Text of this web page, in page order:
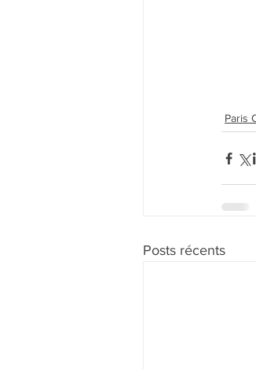
Paris
Posts récents